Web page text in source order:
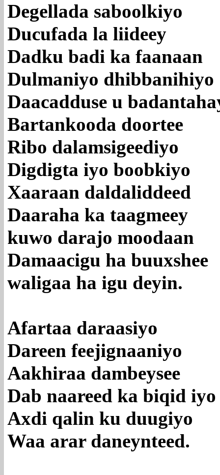
Degellada saboolkiyo
Ducufada la liideey
Dadku badi ka faanaan
Dulmaniyo dhibbanihiyo
Daacadduse u
Bartankooda doortee
Ribo dalamsigeediyo
Digdigta iyo boobkiyo
Xaaraan daldaliddeed
Daaraha ka taagmeey
kuwo darajo moodaan
Damaacigu ha buuxshee
waligaa ha igu deyin.
Afartaa daraasiyo
Dareen feejignaaniyo
Aakhiraa dambeysee
Dab naareed ka biqid iyo
Axdi qalin ku duugiyo
Waa arar daneynteed.